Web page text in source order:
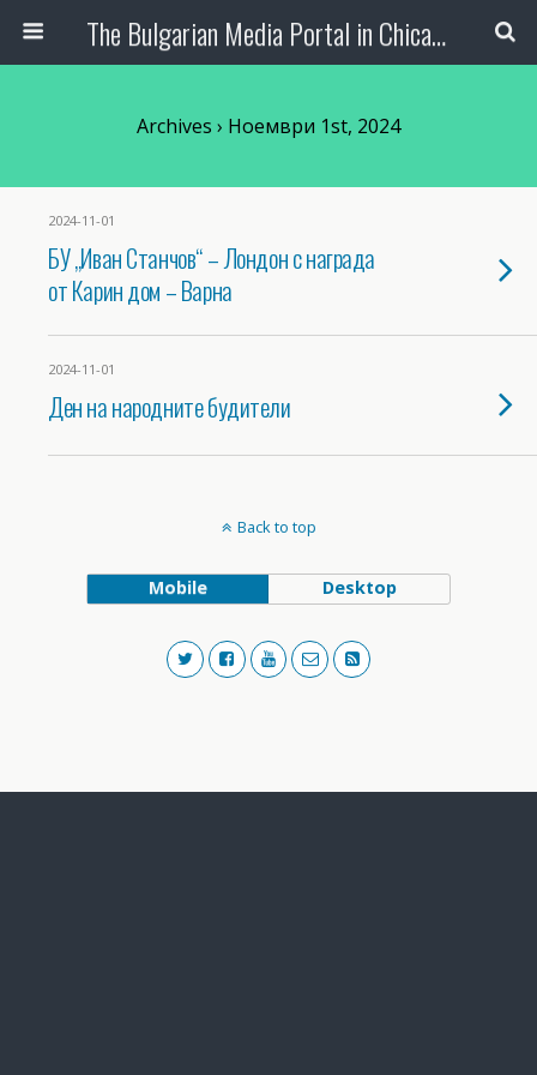
The Bulgarian Media Portal in Chicago
Archives › Ноември 1st, 2024
2024-11-01
БУ „Иван Станчов“ – Лондон с награда
от Карин дом – Варна
2024-11-01
Ден на народните будители
Back to top
Mobile Desktop